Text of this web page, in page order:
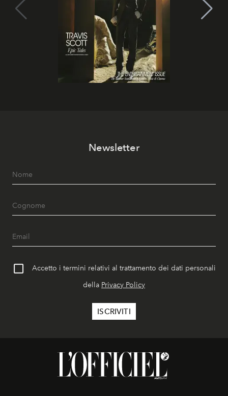
Newsletter
Accetto i termini relativi al trattamento dei dati personali
della Privacy Policy